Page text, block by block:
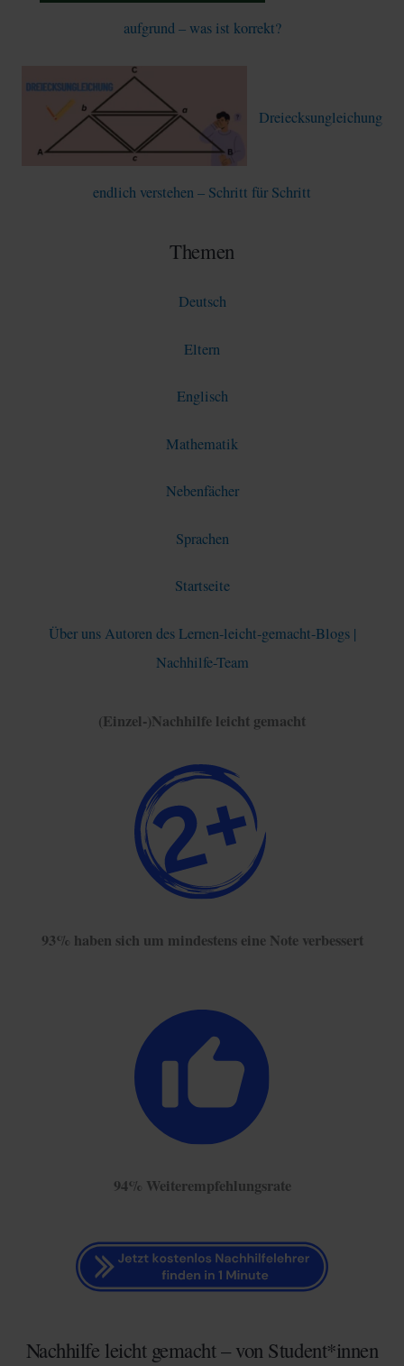
aufgrund – was ist korrekt?
Dreiecksungleichung
endlich verstehen – Schritt für Schritt
Themen
Deutsch
Eltern
Englisch
Mathematik
Nebenfächer
Sprachen
Startseite
Über uns Autoren des Lernen-leicht-gemacht-Blogs |
Nachhilfe-Team
(Einzel-)Nachhilfe leicht gemacht
93% haben sich um mindestens eine Note verbessert
94% Weiterempfehlungsrate
Nachhilfe leicht gemacht – von Student*innen